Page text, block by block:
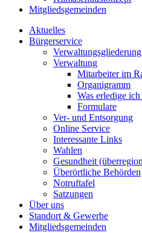
Mitgliedsgemeinden
Aktuelles
Bürgerservice
Verwaltungsgliederung
Verwaltung
Mitarbeiter im
Organigramm
Was erledige
Formulare
Ver- und Entsorgung
Online Service
Interessante Links
Wahlen
Gesundheit
Überörtliche Behörden
Notruftafel
Satzungen
Über uns
Standort & Gewerbe
Mitgliedsgemeinden